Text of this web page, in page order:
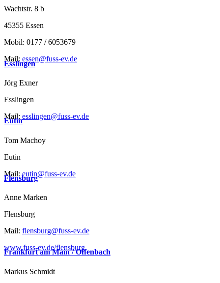
Wachtstr. 8 b
45355 Essen
Mobil: 0177 / 6053679
Mail: essen@fuss-ev.de
Esslingen
Jörg Exner
Esslingen
Mail: esslingen@fuss-ev.de
Eutin
Tom Machoy
Eutin
Mail:eutin@fuss-ev.de
Flensburg
Anne Marken
Flensburg
Mail: flensburg@fuss-ev.de
www.fuss-ev.de/flensburg
Frankfurt am Main / Offenbach
Markus Schmidt